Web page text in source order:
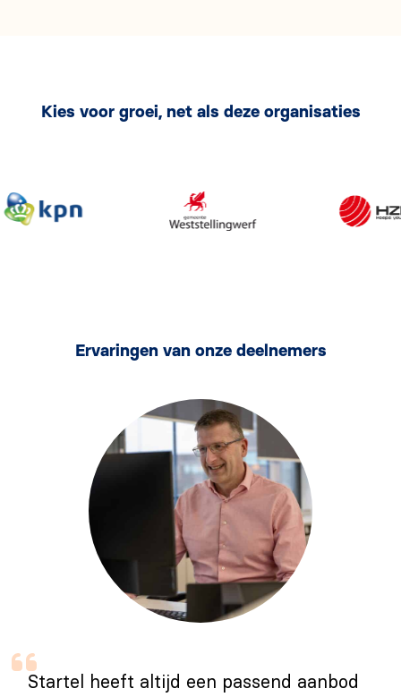
Kies voor groei, net als deze organisaties
Ervaringen van onze deelnemers
Startel heeft altijd een passend aanbod